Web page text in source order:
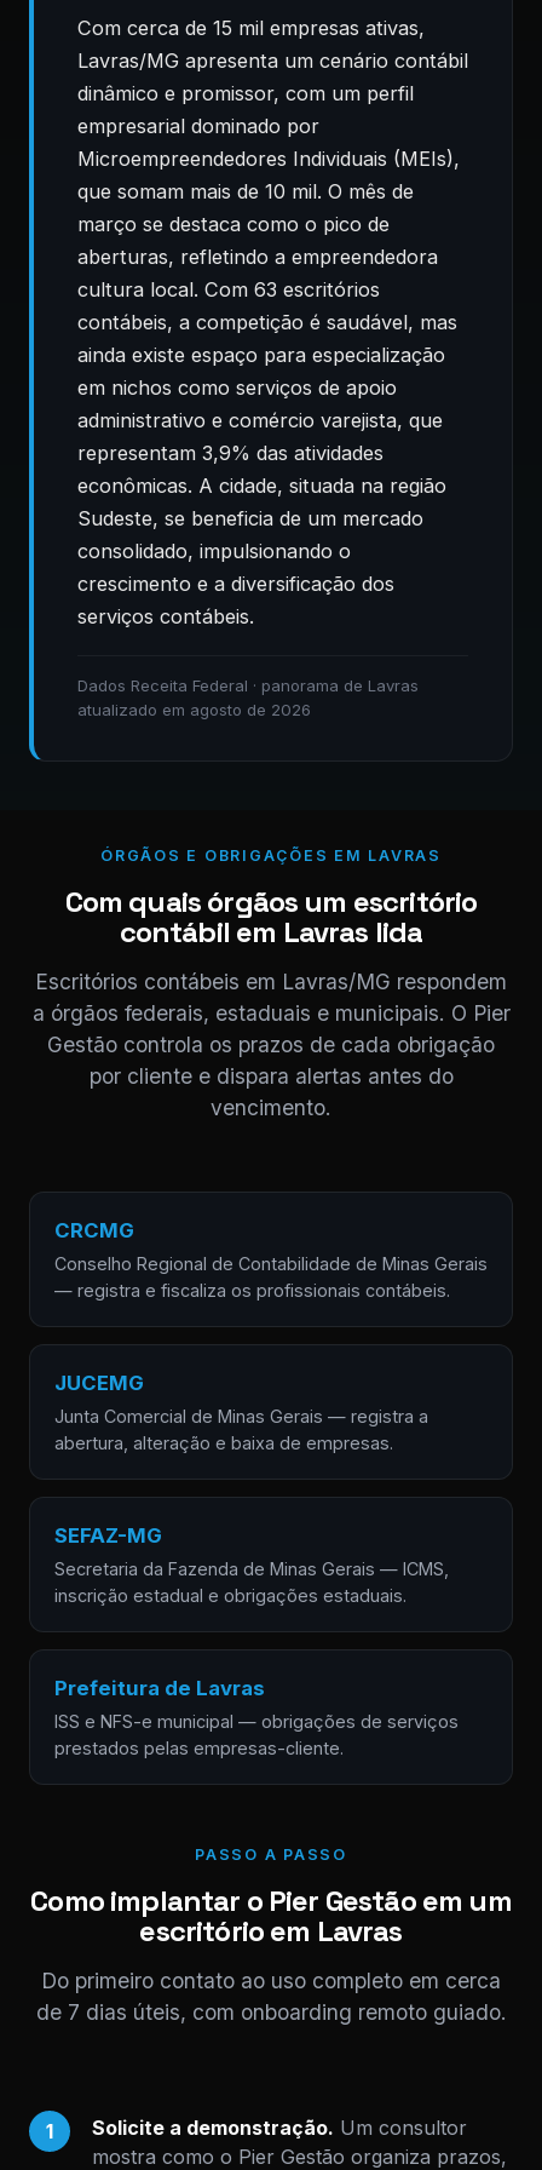
Com cerca de 15 mil empresas ativas,
Lavras/MG apresenta um cenário contábil
dinâmico e promissor, com um perfil
empresarial dominado por
Microempreendedores Individuais (MEIs),
que somam mais de 10 mil. O mês de
março se destaca como o pico de
aberturas, refletindo a empreendedora
cultura local. Com 63 escritórios
contábeis, a competição é saudável, mas
ainda existe espaço para especialização
em nichos como serviços de apoio
administrativo e comércio varejista, que
representam 3,9% das atividades
econômicas. A cidade, situada na região
Sudeste, se beneficia de um mercado
consolidado, impulsionando o
crescimento e a diversificação dos
serviços contábeis.
Dados Receita Federal · panorama de Lavras
atualizado em agosto de 2026
ÓRGÃOS E OBRIGAÇÕES EM LAVRAS
Com quais órgãos um escritório
contábil em Lavras lida
Escritórios contábeis em Lavras/MG respondem
a órgãos federais, estaduais e municipais. O Pier
Gestão controla os prazos de cada obrigação
por cliente e dispara alertas antes do
vencimento.
CRCMG
Conselho Regional de Contabilidade de Minas Gerais
— registra e fiscaliza os profissionais contábeis.
JUCEMG
Junta Comercial de Minas Gerais — registra a
abertura, alteração e baixa de empresas.
SEFAZ-MG
Secretaria da Fazenda de Minas Gerais — ICMS,
inscrição estadual e obrigações estaduais.
Prefeitura de Lavras
ISS e NFS-e municipal — obrigações de serviços
prestados pelas empresas-cliente.
PASSO A PASSO
Como implantar o Pier Gestão em um
escritório em Lavras
Do primeiro contato ao uso completo em cerca
de 7 dias úteis, com onboarding remoto guiado.
1 Solicite a demonstração. Um consultor
mostra como o Pier Gestão organiza prazos,